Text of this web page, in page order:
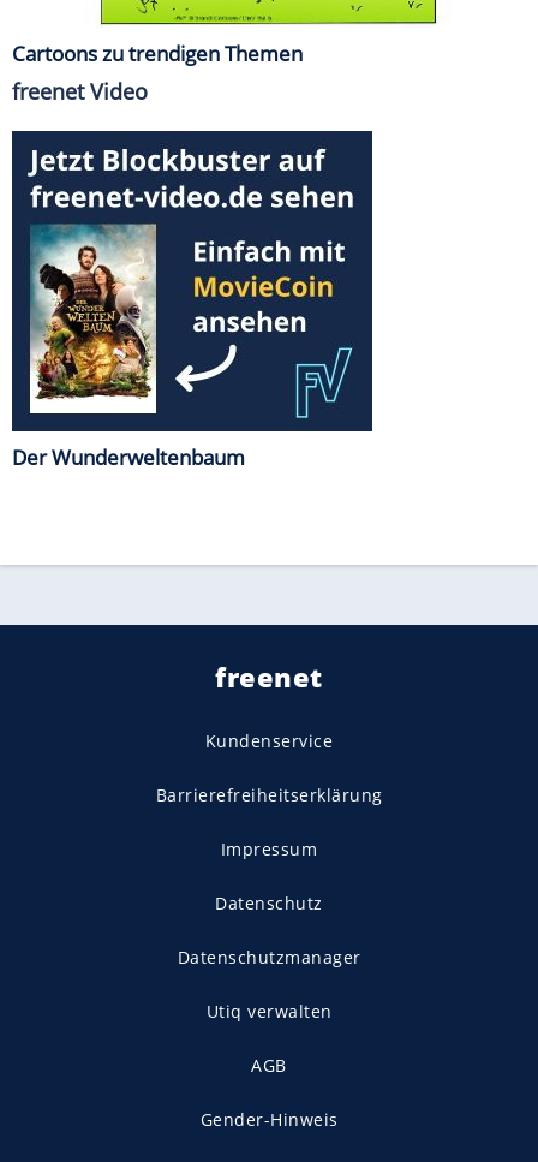
Cartoons zu trendigen Themen
freenet Video
Der Wunderweltenbaum
freenet
Kundenservice
Barrierefreiheitserklärung
Impressum
Datenschutz
Datenschutzmanager
Utiq verwalten
AGB
Gender-Hinweis